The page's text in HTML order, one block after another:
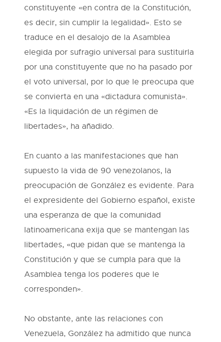
constituyente «en contra de la Constitución,
es decir, sin cumplir la legalidad». Esto se
traduce en el desalojo de la Asamblea
elegida por sufragio universal para sustituirla
por una constituyente que no ha pasado por
el voto universal, por lo que le preocupa que
se convierta en una «dictadura comunista».
«Es la liquidación de un régimen de
libertades», ha añadido.
En cuanto a las manifestaciones que han
supuesto la vida de 90 venezolanos, la
preocupación de González es evidente. Para
el expresidente del Gobierno español, existe
una esperanza de que la comunidad
latinoamericana exija que se mantengan las
libertades, «que pidan que se mantenga la
Constitución y que se cumpla para que la
Asamblea tenga los poderes que le
corresponden».
No obstante, ante las relaciones con
Venezuela, González ha admitido que nunca